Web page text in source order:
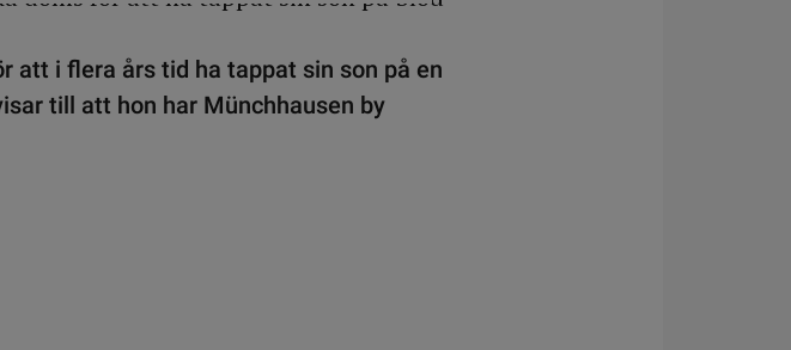
att i flera års tid ha tappat sin son på en
till att hon har Münchhausen by